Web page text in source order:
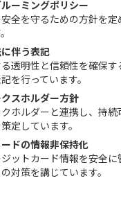
ーミングポリシー
全を守るための方針を
伴う表記
透明性と信頼性を確保す
を行っています。
スホルダー方針
ホルダーと連携し、持
定しています。
ドの情報非保持化
ットカード情報を安全
対策を講じています。